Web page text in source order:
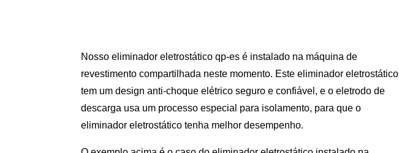
Nosso eliminador eletrostático qp-es é instalado na máquina de
revestimento compartilhada neste momento. Este eliminador eletrostático
tem um design anti-choque elétrico seguro e confiável, e o eletrodo de
descarga usa um processo especial para isolamento, para que o
eliminador eletrostático tenha melhor desempenho.